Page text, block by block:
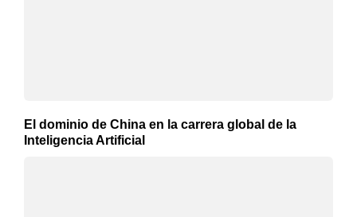
El dominio de China en la carrera global de la
Inteligencia Artificial